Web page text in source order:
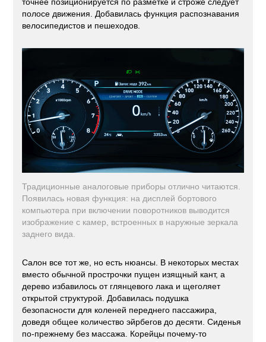
точнее позиционируется по разметке и строже следует
полосе движения. Добавилась функция распознавания
велосипедистов и пешеходов.
Традиционные аналоговые приборы отлично читаются.
Появилась новая функция: на дисплей бортового
компьютера при включении поворотников выводится
изображение с камер, встроенных в наружные зеркала
заднего вида.
Салон все тот же, но есть нюансы. В некоторых местах
вместо обычной прострочки пущен изящный кант, а
дерево избавилось от глянцевого лака и щеголяет
открытой структурой. Добавилась подушка
безопасности для коленей переднего пассажира,
доведя общее количество эйрбегов до десяти. Сиденья
по-прежнему без массажа. Корейцы почему-то